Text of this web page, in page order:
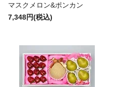
マスクメロン&ポンカン
7,348円(税込)